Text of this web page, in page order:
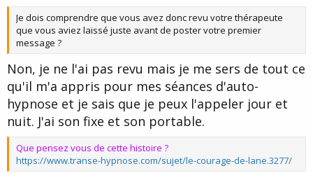
Je dois comprendre que vous avez donc revu votre thérapeute
que vous aviez laissé juste avant de poster votre premier
message ?
Non, je ne l'ai pas revu mais je me sers de tout ce
qu'il m'a appris pour mes séances d'auto-
hypnose et je sais que je peux l'appeler jour et
nuit. J'ai son fixe et son portable.
Que pensez vous de cette histoire ?
https://www.transe-hypnose.com/sujet/le-courage-de-lane.3277/